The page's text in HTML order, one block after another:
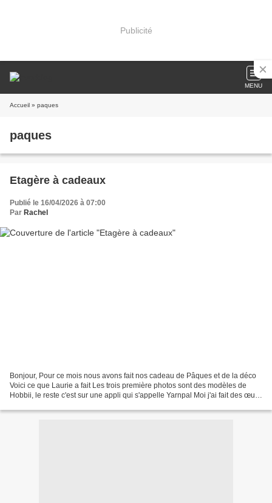
Publicité
MENU
Accueil » paques
paques
Etagère à cadeaux
Publié le 16/04/2026 à 07:00
Par Rachel
Bonjour, Pour ce mois nous avons fait nos cadeau de Pâques et de la déco
Voici ce que Laurie a fait Les trois première photos sont des modèles de
Hobbii, le reste c'est sur une appli qui s'appelle Yarnpal Moi j'ai fait des œufs